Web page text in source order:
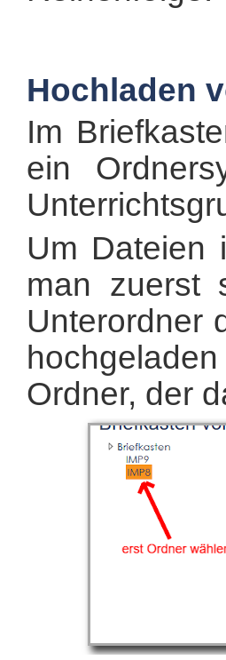
Hochladen
Im
ein
Um Dateien
man zuerst
Unterordner
Ordner, der